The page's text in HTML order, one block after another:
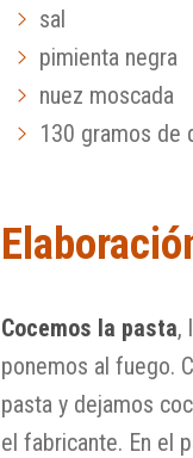
sal
pimienta negra
nuez moscada
130 gramos de
Cocemos la pasta,
ponemos al fuego.
pasta y dejamos
el fabricante. En el